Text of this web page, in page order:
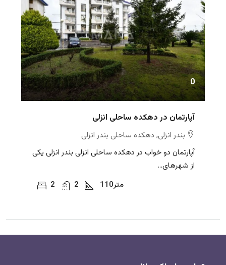
0
آپارتمان در دهکده ساحلی انزلی
بندر انزلی, دهکده ساحلی بندر انزلی
آپارتمان دو خواب در دهکده ساحلی انزلی بندر انزلی یکی
از شهرهای...
2
2 110متر